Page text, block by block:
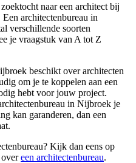
naar een architect bij
architectenbureau in
verschillende soorten
je vraagstuk van A tot Z
beschikt over architecten
om je te koppelen aan een
hebt voor jouw project.
in Nijbroek je
kan garanderen, dan een
Kijk dan eens op
overeen architectenbureau.